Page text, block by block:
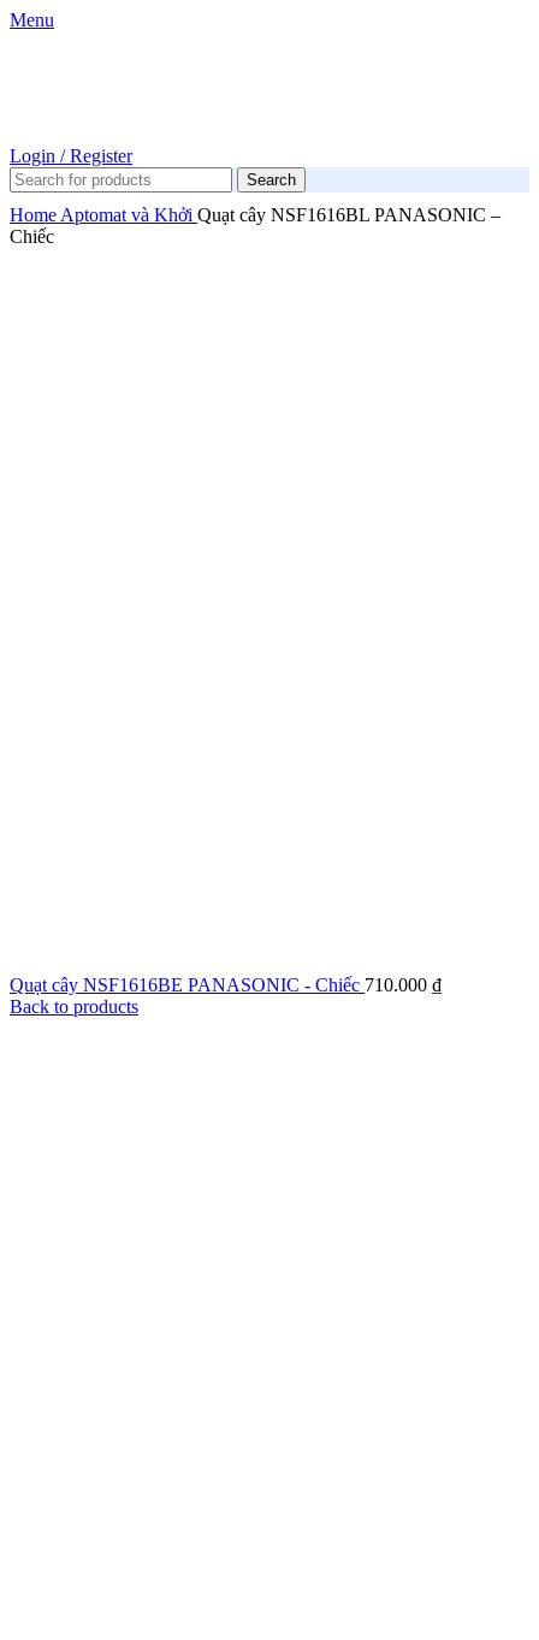
Menu
Login / Register
Search
Home Aptomat và Khởi Quạt cây NSF1616BL PANASONIC –
Chiếc
Quạt cây NSF1616BE PANASONIC - Chiếc 710.000 ₫
Back to products